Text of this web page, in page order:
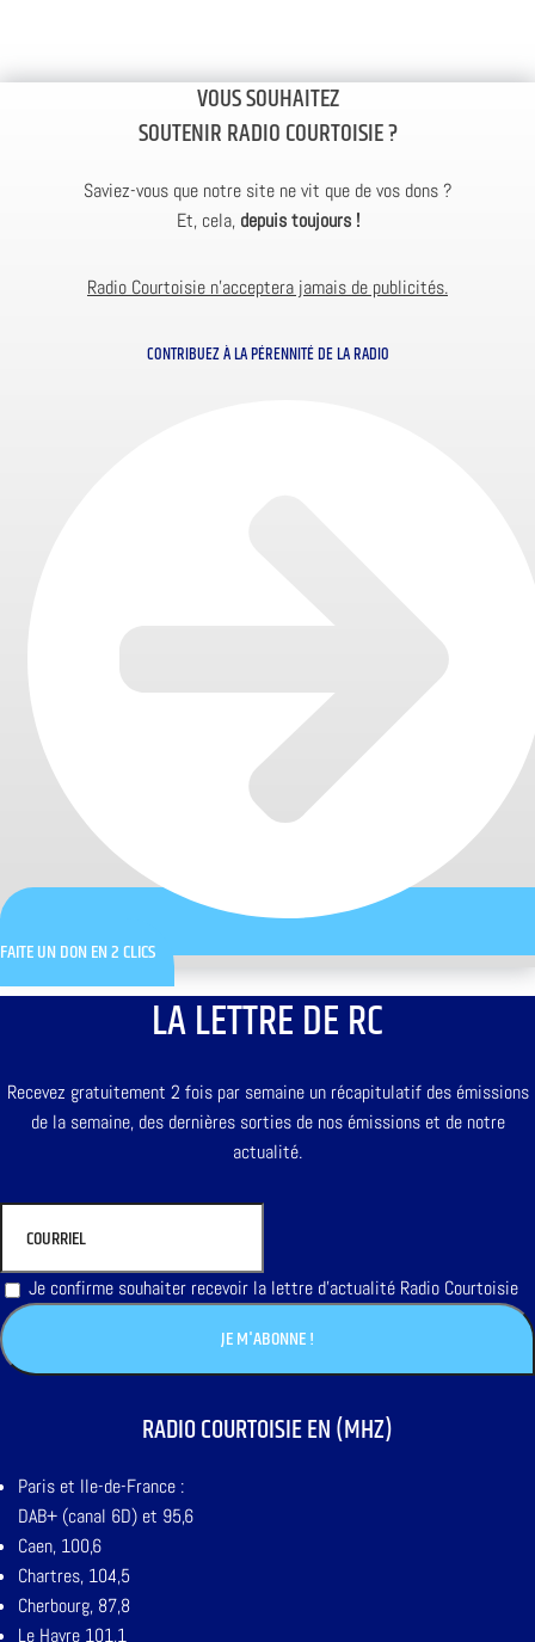
VOUS SOUHAITEZ
SOUTENIR RADIO COURTOISIE ?
Saviez-vous que notre site ne vit que de vos dons ?
Et, cela, depuis toujours !
Radio Courtoisie n’acceptera jamais de publicités.
CONTRIBUEZ À LA PÉRENNITÉ DE LA RADIO
FAITE UN DON EN 2 CLICS
LA LETTRE DE RC
Recevez gratuitement 2 fois par semaine un récapitulatif des émissions
de la semaine, des dernières sorties de nos émissions et de notre
actualité.
Je confirme souhaiter recevoir la lettre d'actualité Radio Courtoisie
RADIO COURTOISIE EN (MHZ)
Paris et Ile-de-France :
DAB+ (canal 6D) et 95,6
Caen, 100,6
Chartres, 104,5
Cherbourg, 87,8
Le Havre 101,1